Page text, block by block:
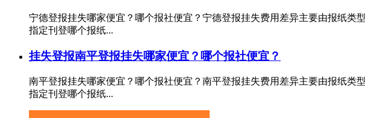
宁德登报挂失哪家便宜？哪个报社便宜？宁德登报挂失费用差异主要由报纸
指定刊登哪个报纸...
挂失登报南平登报挂失哪家便宜？哪个报社便宜？
南平登报挂失哪家便宜？哪个报社便宜？南平登报挂失费用差异主要由报纸
指定刊登哪个报纸...